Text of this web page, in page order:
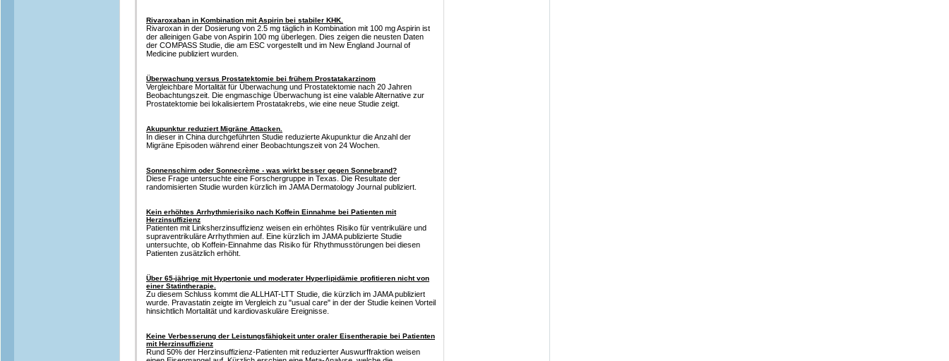
Rivaroxaban in Kombination mit Aspirin bei stabiler KHK.
Rivaroxan in der Dosierung von 2.5 mg täglich in Kombination mit 100 mg Aspirin ist
der alleinigen Gabe von Aspirin 100 mg überlegen. Dies zeigen die neusten Daten
der COMPASS Studie, die am ESC vorgestellt und im New England Journal of
Medicine publiziert wurden.
Überwachung versus Prostatektomie bei frühem Prostatakarzinom
Vergleichbare Mortalität für Überwachung und Prostatektomie nach 20 Jahren
Beobachtungszeit. Die engmaschige Überwachung ist eine valable Alternative zur
Prostatektomie bei lokalisiertem Prostatakrebs, wie eine neue Studie zeigt.
Akupunktur reduziert Migräne Attacken.
In dieser in China durchgeführten Studie reduzierte Akupunktur die Anzahl der
Migräne Episoden während einer Beobachtungszeit von 24 Wochen.
Sonnenschirm oder Sonnecrème - was wirkt besser gegen Sonnebrand?
Diese Frage untersuchte eine Forschergruppe in Texas. Die Resultate der
randomisierten Studie wurden kürzlich im JAMA Dermatology Journal publiziert.
Kein erhöhtes Arrhythmierisiko nach Koffein Einnahme bei Patienten mit
Herzinsuffizienz
Patienten mit Linksherzinsuffizienz weisen ein erhöhtes Risiko für ventrikuläre und
supraventrikuläre Arrhythmien auf. Eine kürzlich im JAMA publizierte Studie
untersuchte, ob Koffein-Einnahme das Risiko für Rhythmusstörungen bei diesen
Patienten zusätzlich erhöht.
Über 65-jährige mit Hypertonie und moderater Hyperlipidämie profitieren nicht von
einer Statintherapie.
Zu diesem Schluss kommt die ALLHAT-LTT Studie, die kürzlich im JAMA publiziert
wurde. Pravastatin zeigte im Vergleich zu "usual care" in der der Studie keinen Vorteil
hinsichtlich Mortalität und kardiovaskuläre Ereignisse.
Keine Verbesserung der Leistungsfähigkeit unter oraler Eisentherapie bei Patienten
mit Herzinsuffizienz
Rund 50% der Herzinsuffizienz-Patienten mit reduzierter Auswurffraktion weisen